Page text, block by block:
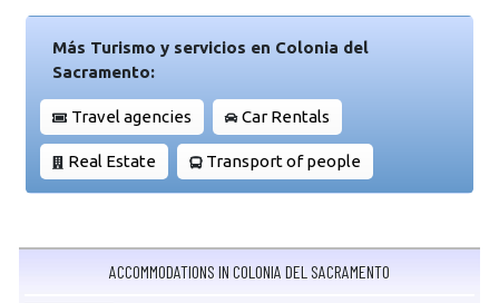
Más Turismo y servicios en Colonia del
Sacramento:
Travel agencies Car Rentals
Real Estate Transport of people
ACCOMMODATIONS IN COLONIA DEL SACRAMENTO